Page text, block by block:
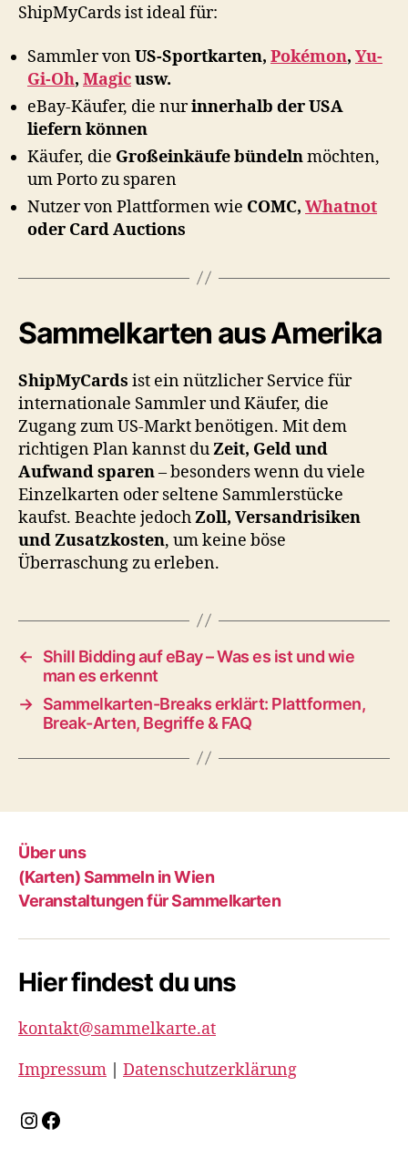
ShipMyCards ist ideal für:
Sammler vonUS-Sportkarten, Pokémon, Yu-
Gi-Oh, Magicusw.
eBay-Käufer, die nurinnerhalb der USA
liefern können
Käufer, die Großeinkäufe bündelnmöchten,
um Porto zu sparen
Nutzer von Plattformen wie COMC, Whatnot
oder Card Auctions
Sammelkarten aus Amerika
ShipMyCards ist ein nützlicher Service für
internationale Sammler und Käufer, die
Zugang zum US-Markt benötigen. Mit dem
richtigen Plan kannst duZeit, Geld und
Aufwand sparen– besonders wenn du viele
Einzelkarten oder seltene Sammlerstücke
kaufst. Beachte jedochZoll, Versandrisiken
und Zusatzkosten, um keine böse
Überraschung zu erleben.
←
Shill Bidding auf eBay – Was es ist und wie
man es erkennt
→ Sammelkarten-Breaks erklärt: Plattformen,
Break-Arten, Begriffe & FAQ
Über uns
(Karten) Sammeln in Wien
Veranstaltungen für Sammelkarten
Hier findest du uns
kontakt@sammelkarte.at
Impressum
Datenschutzerklärung
Instagram
Facebook